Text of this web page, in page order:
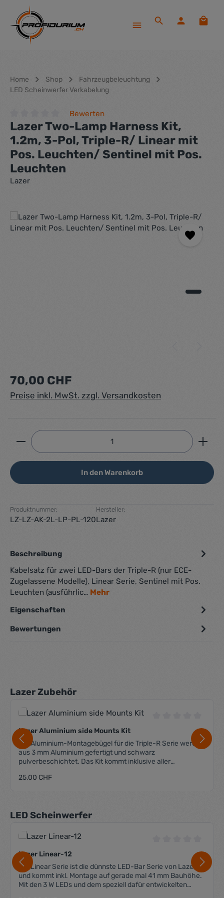
Zum Hauptinhalt springen
Home Shop
Fahrzeugbeleuchtung
LED Scheinwerfer Verkabelung
Durchschnittliche Bewertung von 0 von 5 Sternen
Bewerten
Lazer Two-Lamp Harness Kit,
1.2m, 3-Pol, Triple-R/ Linear mit
Pos. Leuchten/ Sentinel mit Pos.
Leuchten
Lazer
Bildergalerie überspringen
Regulärer Preis:
70,00 CHF
Preise inkl. MwSt. zzgl. Versandkosten
Produkt Anzahl: Gib den gewünschten Wert ein
In den Warenkorb
Produktnummer:
LZ-LZ-AK-2L-LP-PL-120
Hersteller:
Lazer
Beschreibung
Kabelsatz für zwei LED-Bars der Triple-R (nur ECE-
Zugelassene Modelle), Linear Serie, Sentinel mit Pos.
Leuchten (ausführlic… Mehr
Eigenschaften
Bewertungen
Produktgalerie überspringen
Lazer Zubehör
Durchschnittliche
Lazer Aluminium side Mounts Kit
Die Aluminium-Montagebügel für die Triple-R Serie werden
aus 3 mm Aluminium gefertigt und schwarz
pulverbeschichtet. Das Kit kommt inklusive aller
Regulärer Preis:
25,00 CHF
Produktgalerie überspringen
LED Scheinwerfer
Durchschnittliche
Lazer Linear-12
Die Linear Serie ist die dünnste LED-Bar Serie von Lazer
und kommt inkl. Montage auf gerade mal 41 mm Bauhöhe.
Mit den 3 W LEDs und dem speziell dafür entwickelten